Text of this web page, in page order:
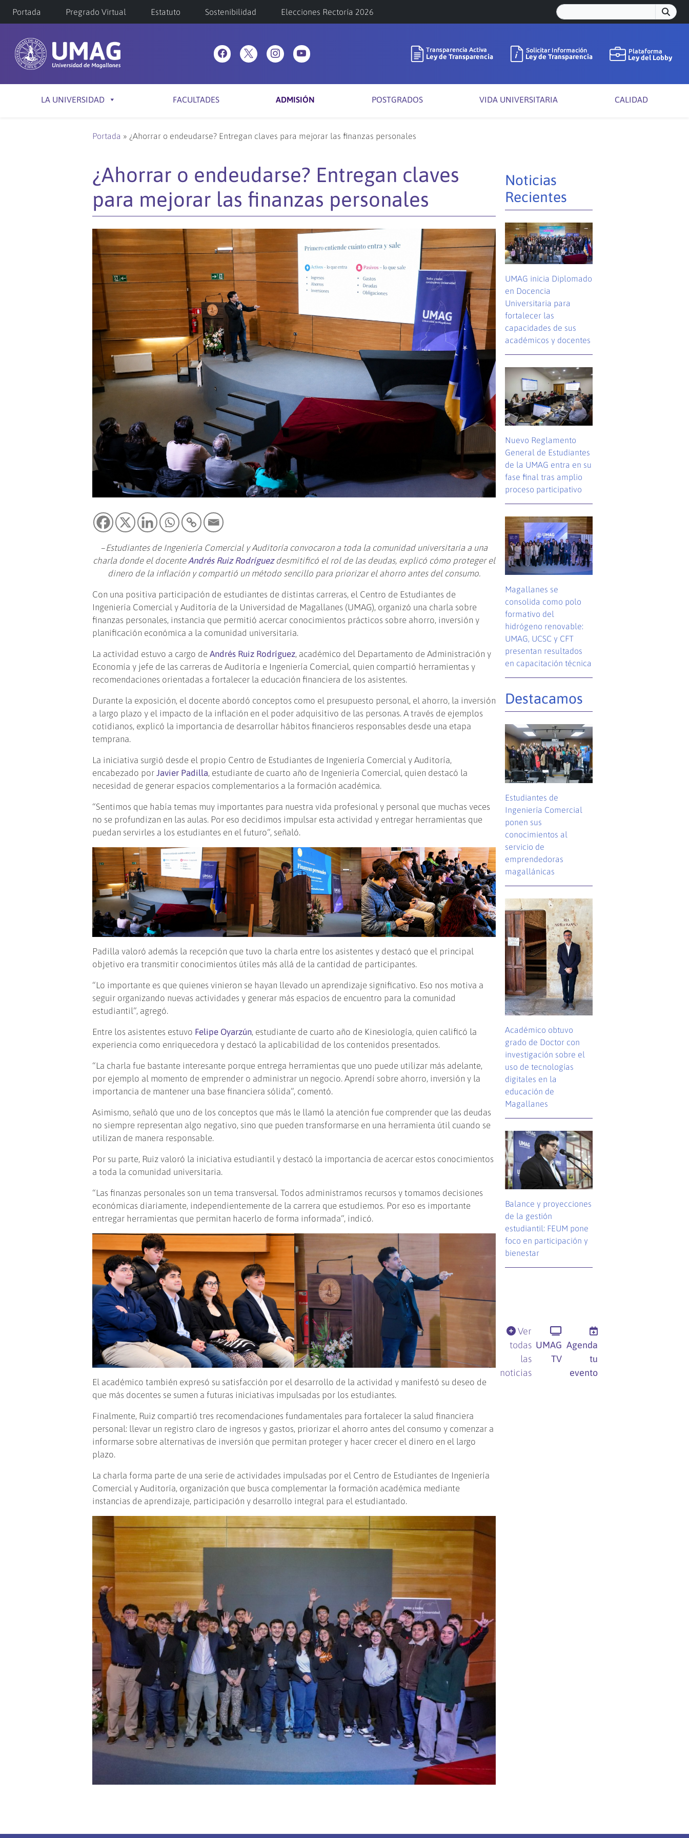
Portada Pregrado Virtual Estatuto Sostenibilidad Elecciones Rectoría 2026
LA UNIVERSIDAD FACULTADES ADMISIÓN POSTGRADOS VIDA UNIVERSITARIA CALIDAD
Portada » ¿Ahorrar o endeudarse? Entregan claves para mejorar las finanzas personales
¿Ahorrar o endeudarse? Entregan claves
para mejorar las finanzas personales
–Estudiantes de Ingeniería Comercial y Auditoría convocaron a toda la comunidad universitaria a una
charla donde el docente Andrés Ruiz Rodríguez desmitificó el rol de las deudas, explicó cómo proteger el
dinero de la inflación y compartió un método sencillo para priorizar el ahorro antes del consumo.
Con una positiva participación de estudiantes de distintas carreras, el Centro de Estudiantes de
Ingeniería Comercial y Auditoría de la Universidad de Magallanes (UMAG), organizó una charla sobre
finanzas personales, instancia que permitió acercar conocimientos prácticos sobre ahorro, inversión y
planificación económica a la comunidad universitaria.
La actividad estuvo a cargo deAndrés Ruiz Rodríguez, académico del Departamento de Administración y
Economía y jefe de las carreras de Auditoría e Ingeniería Comercial, quien compartió herramientas y
recomendaciones orientadas a fortalecer la educación financiera de los asistentes.
Durante la exposición, el docente abordó conceptos como el presupuesto personal, el ahorro, la inversión
a largo plazo y el impacto de la inflación en el poder adquisitivo de las personas. A través de ejemplos
cotidianos, explicó la importancia de desarrollar hábitos financieros responsables desde una etapa
temprana.
La iniciativa surgió desde el propio Centro de Estudiantes de Ingeniería Comercial y Auditoría,
encabezado porJavier Padilla, estudiante de cuarto año de Ingeniería Comercial, quien destacó la
necesidad de generar espacios complementarios a la formación académica.
“Sentimos que había temas muy importantes para nuestra vida profesional y personal que muchas veces
no se profundizan en las aulas. Por eso decidimos impulsar esta actividad y entregar herramientas que
puedan servirles a los estudiantes en el futuro”, señaló.
Padilla valoró además la recepción que tuvo la charla entre los asistentes y destacó que el principal
objetivo era transmitir conocimientos útiles más allá de la cantidad de participantes.
“Lo importante es que quienes vinieron se hayan llevado un aprendizaje significativo. Eso nos motiva a
seguir organizando nuevas actividades y generar más espacios de encuentro para la comunidad
estudiantil”, agregó.
Entre los asistentes estuvo Felipe Oyarzún, estudiante de cuarto año de Kinesiología, quien calificó la
experiencia como enriquecedora y destacó la aplicabilidad de los contenidos presentados.
“La charla fue bastante interesante porque entrega herramientas que uno puede utilizar más adelante,
por ejemplo al momento de emprender o administrar un negocio. Aprendí sobre ahorro, inversión y la
importancia de mantener una base financiera sólida”, comentó.
Asimismo, señaló que uno de los conceptos que más le llamó la atención fue comprender que las deudas
no siempre representan algo negativo, sino que pueden transformarse en una herramienta útil cuando se
utilizan de manera responsable.
Por su parte, Ruiz valoró la iniciativa estudiantil y destacó la importancia de acercar estos conocimientos
a toda la comunidad universitaria.
“Las finanzas personales son un tema transversal. Todos administramos recursos y tomamos decisiones
económicas diariamente, independientemente de la carrera que estudiemos. Por eso es importante
entregar herramientas que permitan hacerlo de forma informada”, indicó.
El académico también expresó su satisfacción por el desarrollo de la actividad y manifestó su deseo de
que más docentes se sumen a futuras iniciativas impulsadas por los estudiantes.
Finalmente, Ruiz compartió tres recomendaciones fundamentales para fortalecer la salud financiera
personal: llevar un registro claro de ingresos y gastos, priorizar el ahorro antes del consumo y comenzar a
informarse sobre alternativas de inversión que permitan proteger y hacer crecer el dinero en el largo
plazo.
La charla forma parte de una serie de actividades impulsadas por el Centro de Estudiantes de Ingeniería
Comercial y Auditoría, organización que busca complementar la formación académica mediante
instancias de aprendizaje, participación y desarrollo integral para el estudiantado.
Noticias
Recientes
UMAG inicia Diplomado
en Docencia
Universitaria para
fortalecer las
capacidades de sus
académicos y docentes
Nuevo Reglamento
General de Estudiantes
de la UMAG entra en su
fase final tras amplio
proceso participativo
Magallanes se
consolida como polo
formativo del
hidrógeno renovable:
UMAG, UCSC y CFT
presentan resultados
en capacitación técnica
Destacamos
Estudiantes de
Ingeniería Comercial
ponen sus
conocimientos al
servicio de
emprendedoras
magallánicas
Académico obtuvo
grado de Doctor con
investigación sobre el
uso de tecnologías
digitales en la
educación de
Magallanes
Balance y proyecciones
de la gestión
estudiantil: FEUM pone
foco en participación y
bienestar
Ver
todas
las
noticias
UMAG
TV
Agenda
tu
evento